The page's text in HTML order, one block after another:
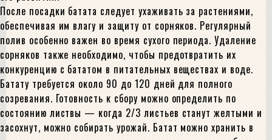
После посадки батата следует ухаживать за растениями,
обеспечивая им влагу и защиту от сорняков. Регулярный
полив особенно важен во время сухого периода. Удаление
сорняков также необходимо, чтобы предотвратить их
конкуренцию с бататом в питательных веществах и воде.
Батату требуется около 90 до 120 дней для полного
созревания. Готовность к сбору можно определить по
состоянию листвы — когда 2/3 листьев станут желтыми и
засохнут, можно собирать урожай. Батат можно хранить в